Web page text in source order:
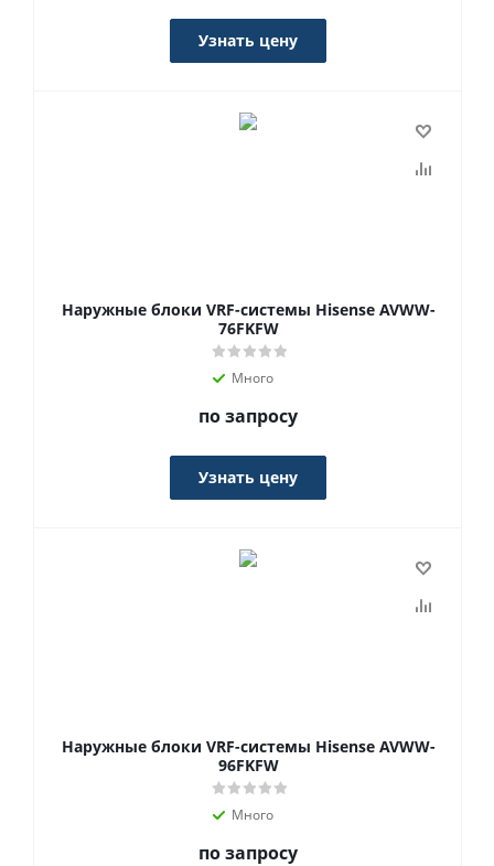
Узнать цену
Наружные блоки VRF-системы Hisense AVWW-
76FKFW
Много
по запросу
Узнать цену
Наружные блоки VRF-системы Hisense AVWW-
96FKFW
Много
по запросу